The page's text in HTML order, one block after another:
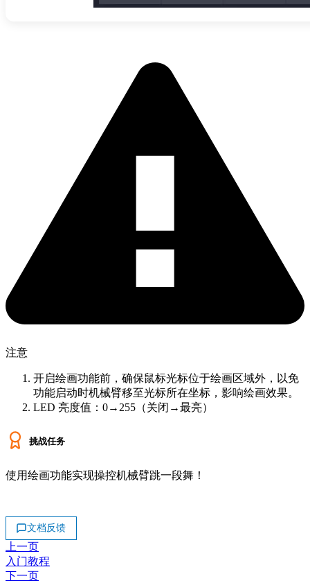
注意
开启绘画功能前，确保鼠标光标位于绘画区域外，以免
功能启动时机械臂移至光标所在坐标，影响绘画效果。
LED 亮度值：0→255（关闭→最亮）
挑战任务
使用绘画功能实现操控机械臂跳一段舞！
文档反馈
上一页
入门教程
下一页